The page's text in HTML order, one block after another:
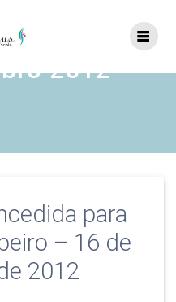
2012
para
– 16 de
2012